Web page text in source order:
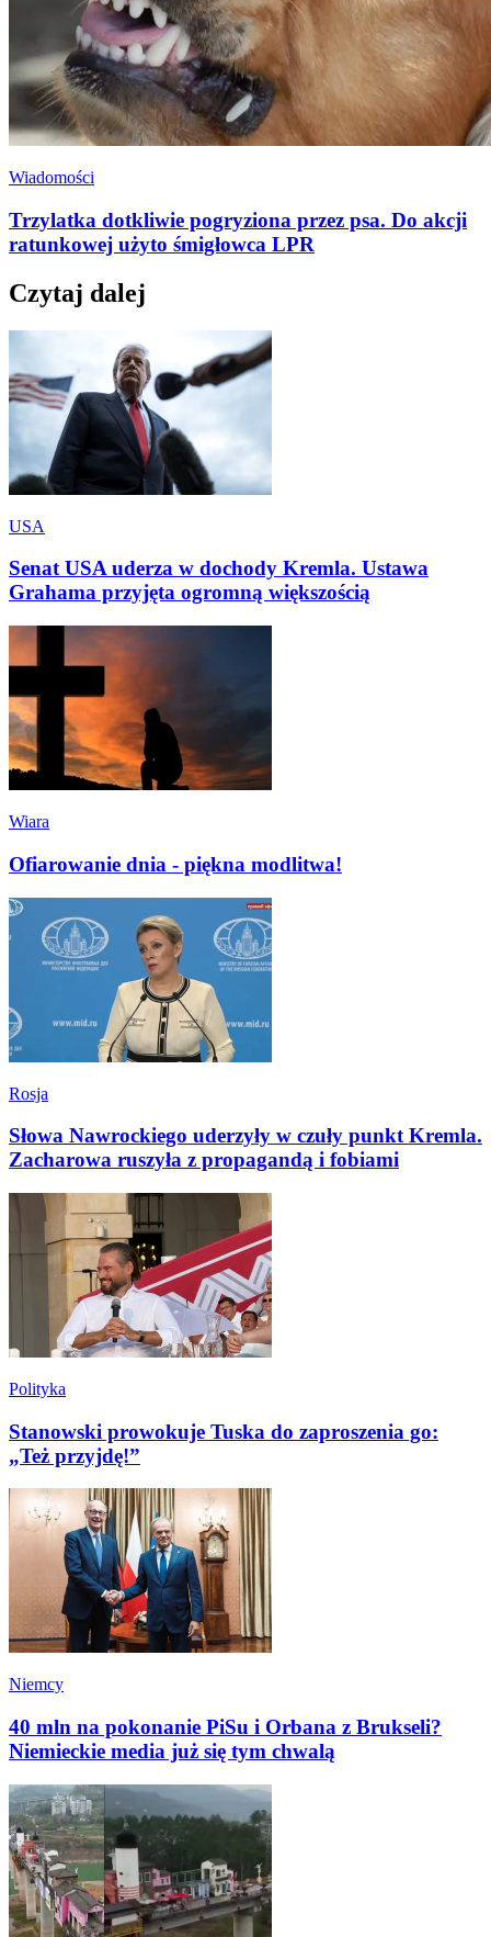
Wiadomości
Trzylatka dotkliwie pogryziona przez psa. Do akcji
ratunkowej użyto śmigłowca LPR
Czytaj dalej
USA
Senat USA uderza w dochody Kremla. Ustawa
Grahama przyjęta ogromną większością
Wiara
Ofiarowanie dnia - piękna modlitwa!
Rosja
Słowa Nawrockiego uderzyły w czuły punkt Kremla.
Zacharowa ruszyła z propagandą i fobiami
Polityka
Stanowski prowokuje Tuska do zaproszenia go:
„Też przyjdę!”
Niemcy
40 mln na pokonanie PiSu i Orbana z Brukseli?
Niemieckie media już się tym chwalą